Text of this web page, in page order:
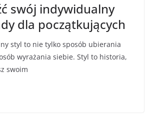
swój indywidualny
dla początkujących
styl to nie tylko sposób ubierania
wyrażania siebie. Styl to historia,
swoim